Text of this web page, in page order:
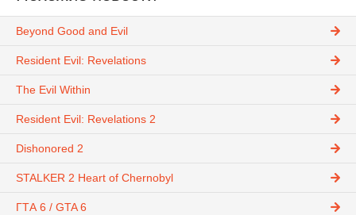
Beyond Good and Evil
Resident Evil: Revelations
The Evil Within
Resident Evil: Revelations 2
Dishonored 2
STALKER 2 Heart of Chernobyl
ГТА 6 / GTA 6